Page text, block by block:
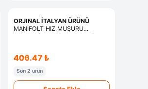
ORJINAL İTALYAN ÜRÜNÜ
MANİFOLT HIZ MUŞURU
406.47 ₺
Son 2 urun